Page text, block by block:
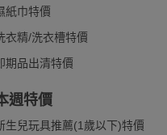
紙巾特價
衣精/洗衣槽特價
期品出清特價
週特價
生兒玩具推薦(1歲以下)特價